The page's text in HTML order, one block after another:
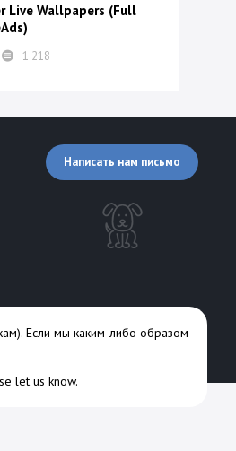
Live Wallpapers (Full
1 218
Написать нам письмо
Если мы каким-либо образом
let us know.